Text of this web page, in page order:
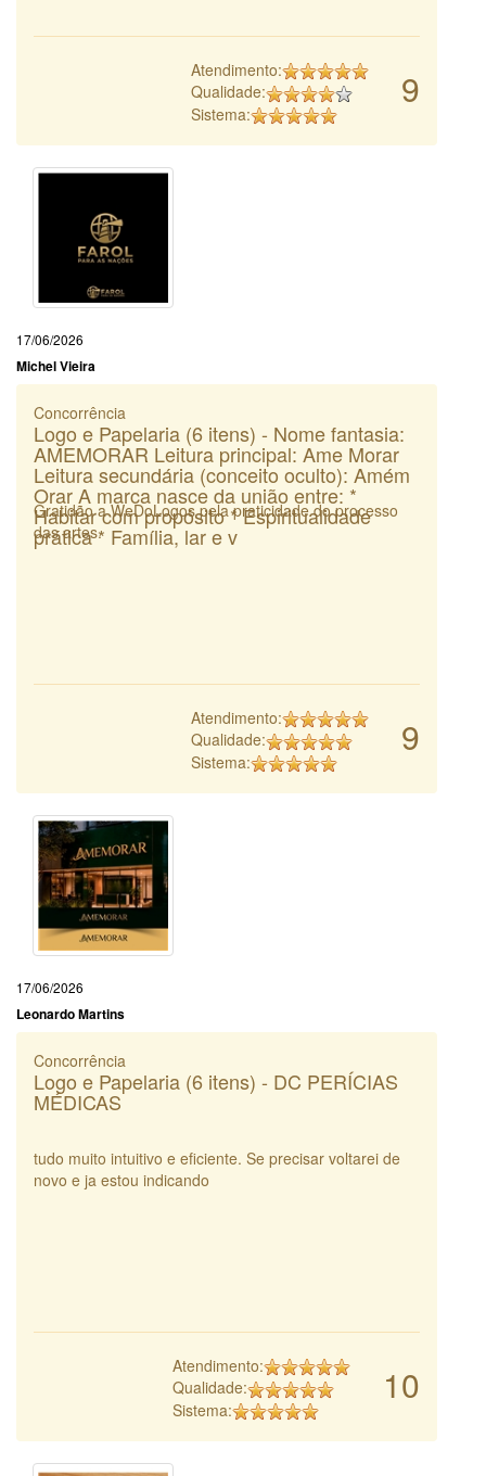
9
Atendimento:
Qualidade:
Sistema:
17/06/2026
Michel Vieira
Concorrência
Logo e Papelaria (6 itens) - Nome fantasia:
AMEMORAR Leitura principal: Ame Morar
Leitura secundária (conceito oculto): Amém
Orar A marca nasce da união entre: *
Habitar com propósito * Espiritualidade
prática * Família, lar e v
Gratidão a WeDoLogos pela praticidade do processo
das artes.
9
Atendimento:
Qualidade:
Sistema:
17/06/2026
Leonardo Martins
Concorrência
Logo e Papelaria (6 itens) - DC PERÍCIAS
MÉDICAS
tudo muito intuitivo e eficiente. Se precisar voltarei de
novo e ja estou indicando
10
Atendimento:
Qualidade:
Sistema: